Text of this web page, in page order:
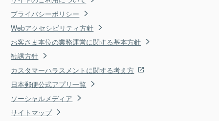
プライバシーポリシー
Webアクセシビリティ方針
お客さま本位の業務運営に関する基本方針
勧誘方針
カスタマーハラスメントに関する考え方
日本郵便公式アプリ一覧
ソーシャルメディア
サイトマップ